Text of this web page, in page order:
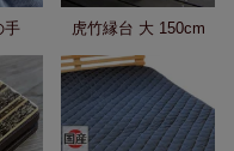
手 虎竹縁台 大 150cm